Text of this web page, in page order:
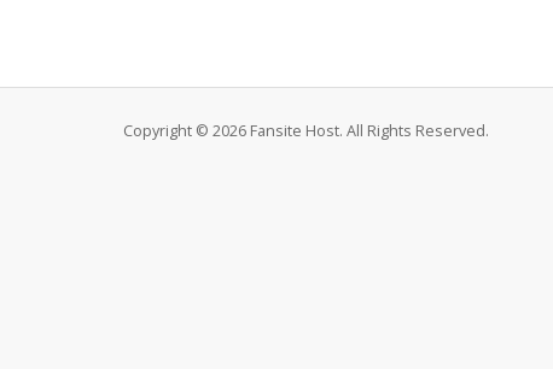
Copyright © 2026 Fansite Host. All Rights Reserved.